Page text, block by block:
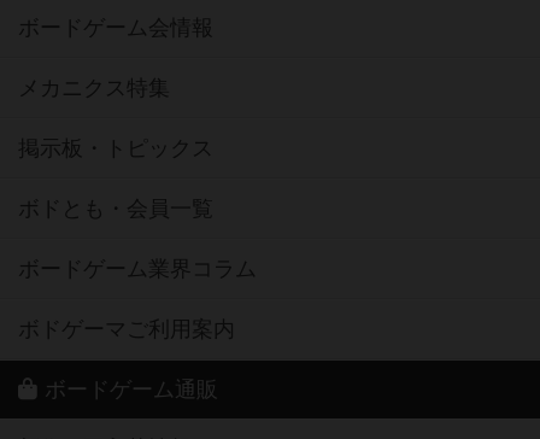
ボードゲーム会情報
メカニクス特集
掲示板・トピックス
ボドとも・会員一覧
ボードゲーム業界コラム
ボドゲーマご利用案内
ボードゲーム通販